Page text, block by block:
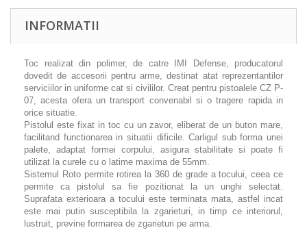
INFORMATII
Toc realizat din polimer, de catre IMI Defense, producatorul
dovedit de accesorii pentru arme, destinat atat reprezentantilor
serviciilor in uniforme cat si civililor. Creat pentru pistoalele CZ P-
07, acesta ofera un transport convenabil si o tragere rapida in
orice situatie.
Pistolul este fixat in toc cu un zavor, eliberat de un buton mare,
facilitand functionarea in situatii dificile. Carligul sub forma unei
palete, adaptat formei corpului, asigura stabilitate si poate fi
utilizat la curele cu o latime maxima de 55mm.
Sistemul Roto permite rotirea la 360 de grade a tocului, ceea ce
permite ca pistolul sa fie pozitionat la un unghi selectat.
Suprafata exterioara a tocului este terminata mata, astfel incat
este mai putin susceptibila la zgarieturi, in timp ce interiorul,
lustruit, previne formarea de zgarieturi pe arma.